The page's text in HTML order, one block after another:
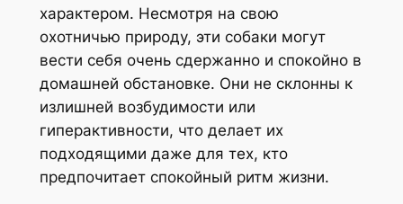
характером. Несмотря на свою
охотничью природу, эти собаки могут
вести себя очень сдержанно и спокойно в
домашней обстановке. Они не склонны к
излишней возбудимости или
гиперактивности, что делает их
подходящими даже для тех, кто
предпочитает спокойный ритм жизни.